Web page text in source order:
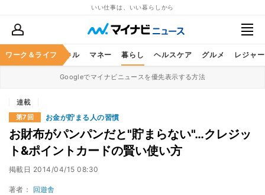
いい仕事は、いい暮らしから
ワーク＆ライフ
ア ビジネススキル マネー 暮らし ヘルスケア グルメ レジャー
Googleでマイナビニュースを優先表示する方法
連載
第7回 お金が貯まる人の習慣
お財布がパンパンだと"貯まらない"…クレジッ
ト&ポイントカードの賢い使い方
掲載日 2014/04/15 08:30
著者： 回遊舎